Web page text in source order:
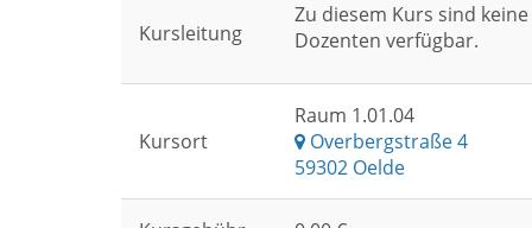
Kursleitung
Zu diesem Kurs sind
Dozenten verfügbar.
Kursort
Raum 1.01.04
Overbergstraße 4
59302 Oelde